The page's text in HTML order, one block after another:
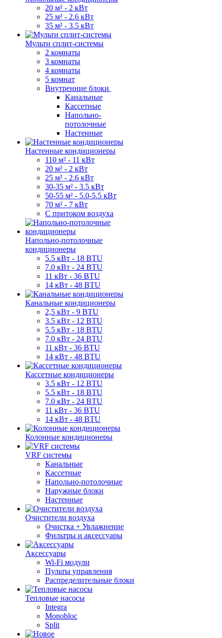
20 м² - 2 кВт
25 м² - 2.6 кВт
35 м² - 3.5 кВт
Мульти сплит-системы
2 комнаты
3 комнаты
4 комнаты
5 комнат
Внутренние блоки
Канальные
Кассетные
Напольно-
потолочные
Настенные
Настенные кондиционеры
110 м² - 11 кВт
20 м² - 2 кВт
25 м² - 2.6 кВт
30-35 м² - 3.5 кВт
50-55 м² - 5.0-5.5 кВт
70 м² - 7 кВт
С притоком воздуха
Напольно-потолочные
кондиционеры
5.5 кВт - 18 BTU
7.0 кВт - 24 BTU
11 кВт - 36 BTU
14 кВт - 48 BTU
Канальные кондиционеры
2,5 кВт - 9 BTU
3.5 кВт - 12 BTU
5.5 кВт - 18 BTU
7.0 кВт - 24 BTU
11 кВт - 36 BTU
14 кВт - 48 BTU
Кассетные кондиционеры
3.5 кВт - 12 BTU
5.5 кВт - 18 BTU
7.0 кВт - 24 BTU
11 кВт - 36 BTU
14 кВт - 48 BTU
Колонные кондиционеры
VRF системы
Канальные
Кассетные
Напольно-потолочные
Наружные блоки
Настенные
Очистители воздуха
Очистка + Увлажнение
Фильтры и аксессуары
Аксессуары
Wi-Fi модули
Пульты управления
Распределительные блоки
Тепловые насосы
Integra
Monobloc
Split